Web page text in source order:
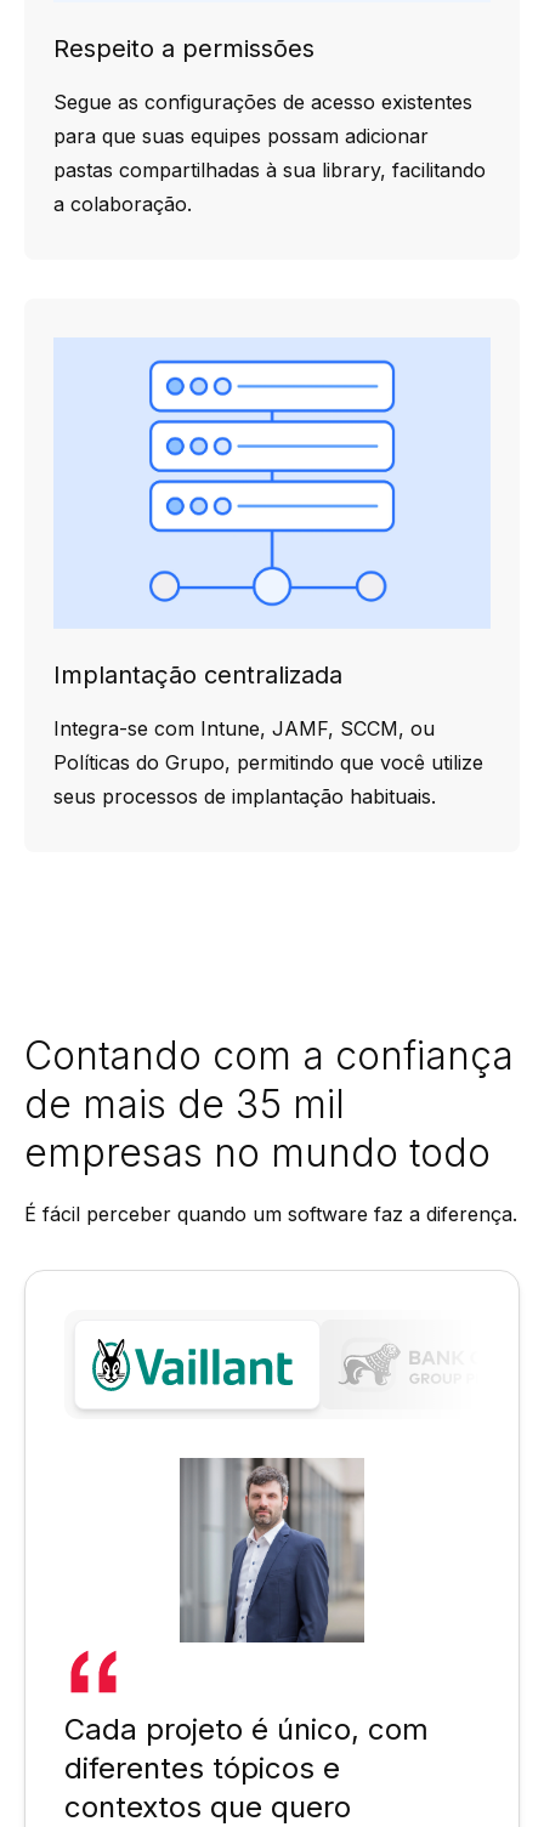
Respeito a permissões
Segue as configurações de acesso existentes
para que suas equipes possam adicionar
pastas compartilhadas à sua library, facilitando
a colaboração.
Implantação centralizada
Integra-se com Intune, JAMF, SCCM, ou
Políticas do Grupo, permitindo que você utilize
seus processos de implantação habituais.
Contando com a confiança
de mais de 35 mil
empresas no mundo todo
É fácil perceber quando um software faz a diferença.
Cada projeto é único, com
diferentes tópicos e
contextos que quero